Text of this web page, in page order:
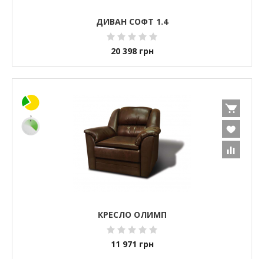
ДИВАН СОФТ 1.4
20 398 грн
КРЕСЛО ОЛИМП
11 971 грн